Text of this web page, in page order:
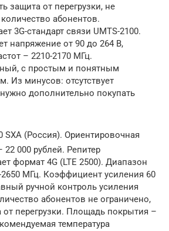
защита от перегрузки, не
абонентов.
3G-стандарт связи UMTS-2100.
напряжение от 90 до 264 В,
– 2210-2170 МГц.
с простым и понятным
Из минусов: отсутствует
дополнительно покупать
SXA (Россия). Ориентировочная
22 000 рублей. Репитер
формат 4G (LTE 2500). Диапазон
2650 МГц. Коэффициент усиления 60
ручной контроль усиления
абонентов не ограничено,
от перегрузки. Площадь покрытия –
температура